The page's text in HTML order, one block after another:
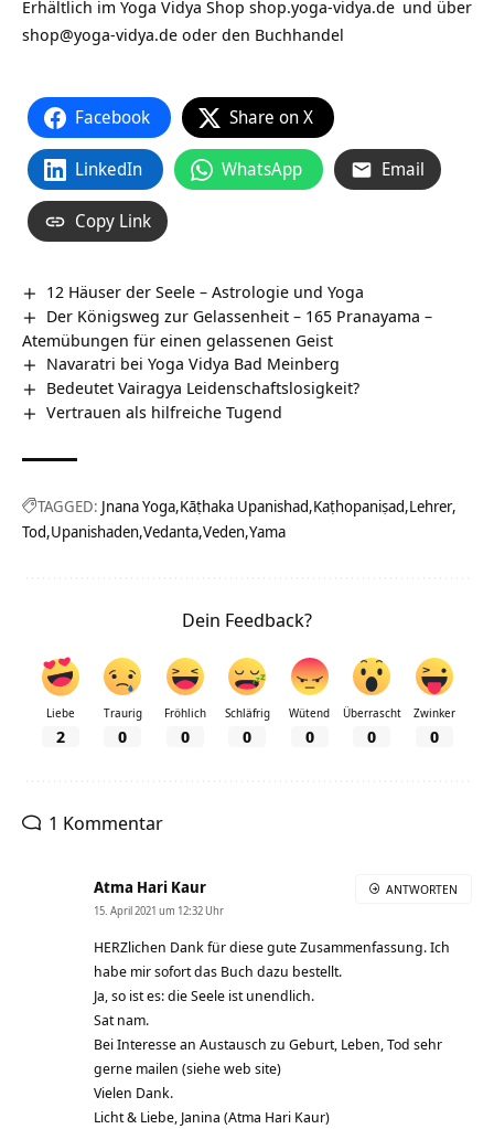
Erhältlich im Yoga Vidya Shop shop.yoga-vidya.de und über
shop@yoga-vidya.de oder den Buchhandel
Facebook Share on X
LinkedIn WhatsApp Email
Copy Link
12 Häuser der Seele – Astrologie und Yoga
Der Königsweg zur Gelassenheit – 165 Pranayama –
Atemübungen für einen gelassenen Geist
Navaratri bei Yoga Vidya Bad Meinberg
Bedeutet Vairagya Leidenschaftslosigkeit?
Vertrauen als hilfreiche Tugend
TAGGED: Jnana Yoga Kāṭhaka Upanishad Kaṭhopaniṣad Lehrer
Tod Upanishaden Vedanta Veden Yama
Dein Feedback?
Liebe
2
Traurig
0
Fröhlich
0
Schläfrig
0
Wütend
0
Überrascht
0
Zwinker
0
1 Kommentar
Atma Hari Kaur
15. April 2021 um 12:32 Uhr
HERZlichen Dank für diese gute Zusammenfassung. Ich
habe mir sofort das Buch dazu bestellt.
Ja, so ist es: die Seele ist unendlich.
Sat nam.
Bei Interesse an Austausch zu Geburt, Leben, Tod sehr
gerne mailen (siehe web site)
Vielen Dank.
Licht & Liebe, Janina (Atma Hari Kaur)
ANTWORTEN